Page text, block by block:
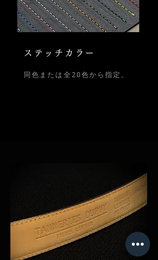
ステッチカラー
同色または全20色から指定。